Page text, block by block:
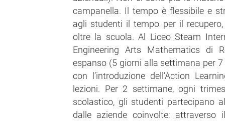
campanella. Il tempo è flessibile e
agli studenti il tempo per il
oltre la scuola. Al Liceo Steam
Engineering Arts Mathematics di
espanso (5 giorni alla settimana per
con l’introduzione dell’Action
lezioni. Per 2 settimane, ogni
scolastico, gli studenti partecipano
dalle aziende coinvolte: